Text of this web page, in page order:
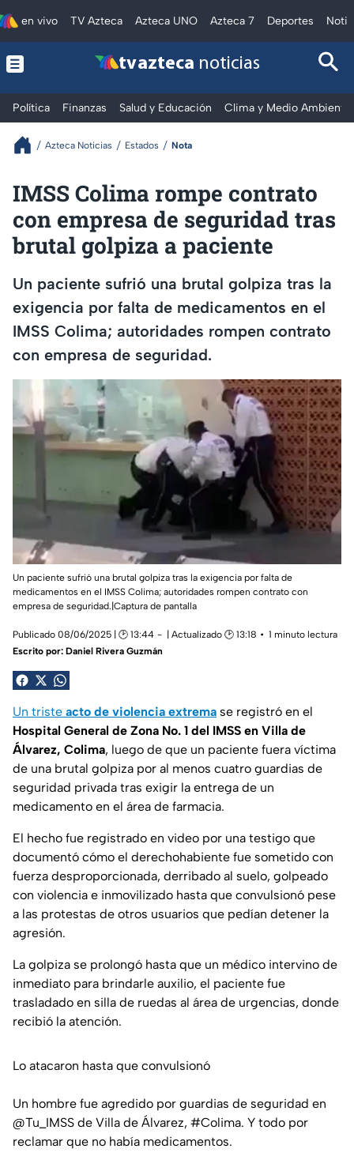
en vivo TV Azteca Azteca UNO Azteca 7 Deportes
tv azteca noticias
Política Finanzas Salud y Educación Clima y Medio Ambiente
Azteca Noticias Estados Nota
IMSS Colima rompe contrato
con empresa de seguridad tras
brutal golpiza a paciente
Un paciente sufrió una brutal golpiza tras la
exigencia por falta de medicamentos en el
IMSS Colima; autoridades rompen contrato
con empresa de seguridad.
Un paciente sufrió una brutal golpiza tras la exigencia por falta de
medicamentos en el IMSS Colima; autoridades rompen contrato con
empresa de seguridad.|Captura de pantalla
Publicado 08/06/2025 | 🕑 13:44 | Actualizado 🕑 13:18
1 minuto lectura
Escrito por: Daniel Rivera Guzmán
Un triste acto de violencia extrema se registró en el
Hospital General de Zona No. 1 del IMSS en Villa de
Álvarez, Colima, luego de que un paciente fuera víctima
de una brutal golpiza por al menos cuatro guardias de
seguridad privada tras exigir la entrega de un
medicamento en el área de farmacia.
El hecho fue registrado en video por una testigo que
documentó cómo el derechohabiente fue sometido con
fuerza desproporcionada, derribado al suelo, golpeado
con violencia e inmovilizado hasta que convulsionó pese
a las protestas de otros usuarios que pedían detener la
agresión.
La golpiza se prolongó hasta que un médico intervino de
inmediato para brindarle auxilio, el paciente fue
trasladado en silla de ruedas al área de urgencias, donde
recibió la atención.
Lo atacaron hasta que convulsionó
Un hombre fue agredido por guardias de seguridad en
@Tu_IMSS de Villa de Álvarez, #Colima. Y todo por
reclamar que no había medicamentos.